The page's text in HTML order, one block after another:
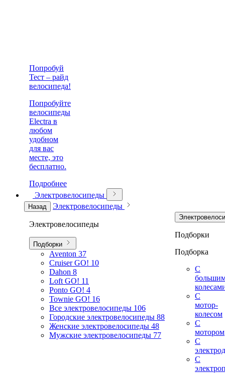
Попробуй
Тест – райд
велосипеда!
Попробуйте
велосипеды
Electra в
любом
удобном
для вас
месте, это
бесплатно.
Подробнее
Электровелосипеды
Назад Электровелосипеды
Электровелосипеды
Подборки
Aventon 37
Cruiser GO! 10
Dahon 8
Loft GO! 11
Ponto GO! 4
Townie GO! 16
Все электровелосипеды 106
Городские электровелосипеды 88
Женские электровелосипеды 48
Мужские электровелосипеды 77
Подборки
Подборка
С
С
мотор-
колесом
С
мотором
С
С